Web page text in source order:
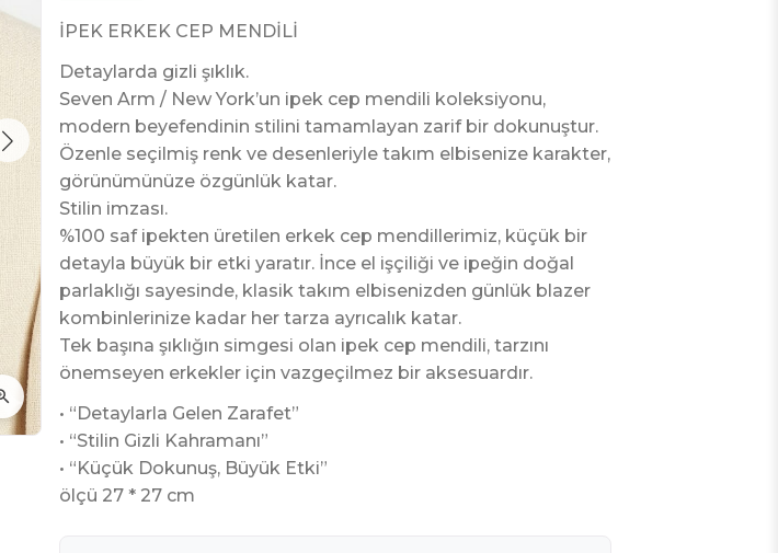
İPEK ERKEK CEP MENDİLİ
Detaylarda gizli şıklık.
Seven Arm / New York’un ipek cep mendili koleksiyonu,
modern beyefendinin stilini tamamlayan zarif bir dokunuştur.
Özenle seçilmiş renk ve desenleriyle takım elbisenize karakter,
görünümünüze özgünlük katar.
Stilin imzası.
%100 saf ipekten üretilen erkek cep mendillerimiz, küçük bir
detayla büyük bir etki yaratır. İnce el işçiliği ve ipeğin doğal
parlaklığı sayesinde, klasik takım elbisenizden günlük blazer
kombinlerinize kadar her tarza ayrıcalık katar.
Tek başına şıklığın simgesi olan ipek cep mendili, tarzını
önemseyen erkekler için vazgeçilmez bir aksesuardır.
• “Detaylarla Gelen Zarafet”
• “Stilin Gizli Kahramanı”
• “Küçük Dokunuş, Büyük Etki”
ölçü 27 * 27 cm